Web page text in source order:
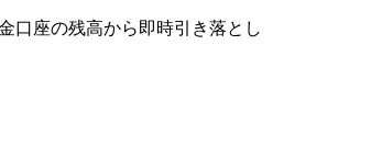
口座の残高から即時引き落とし